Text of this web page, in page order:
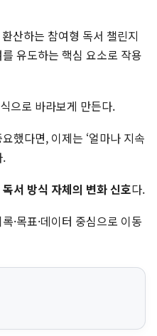
산하는 참여형 독서 챌린지
유도하는 핵심 요소로 작용
으로 바라보게 만든다.
했다면, 이제는 ‘얼마나 지속
.
독서 방식 자체의 변화 신호다.
·목표·데이터 중심으로 이동